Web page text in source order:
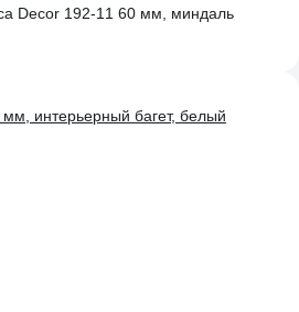
Decor 192-11 60 мм, миндаль